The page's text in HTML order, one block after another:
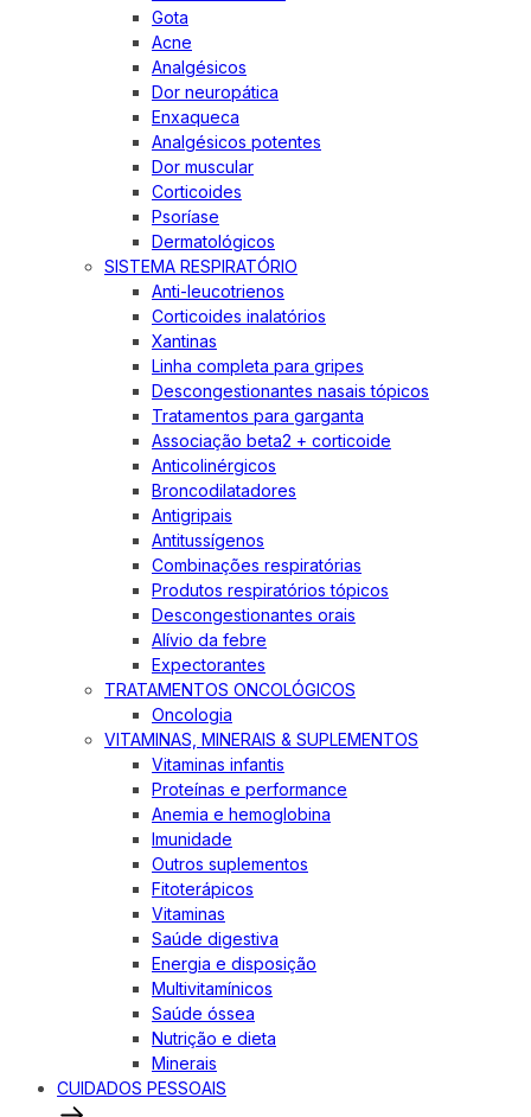
Gota
Acne
Analgésicos
Dor neuropática
Enxaqueca
Analgésicos potentes
Dor muscular
Corticoides
Psoríase
Dermatológicos
SISTEMA RESPIRATÓRIO
Anti-leucotrienos
Corticoides inalatórios
Xantinas
Linha completa para gripes
Descongestionantes nasais tópicos
Tratamentos para garganta
Associação beta2 + corticoide
Anticolinérgicos
Broncodilatadores
Antigripais
Antitussígenos
Combinações respiratórias
Produtos respiratórios tópicos
Descongestionantes orais
Alívio da febre
Expectorantes
TRATAMENTOS ONCOLÓGICOS
Oncologia
VITAMINAS, MINERAIS & SUPLEMENTOS
Vitaminas infantis
Proteínas e performance
Anemia e hemoglobina
Imunidade
Outros suplementos
Fitoterápicos
Vitaminas
Saúde digestiva
Energia e disposição
Multivitamínicos
Saúde óssea
Nutrição e dieta
Minerais
CUIDADOS PESSOAIS